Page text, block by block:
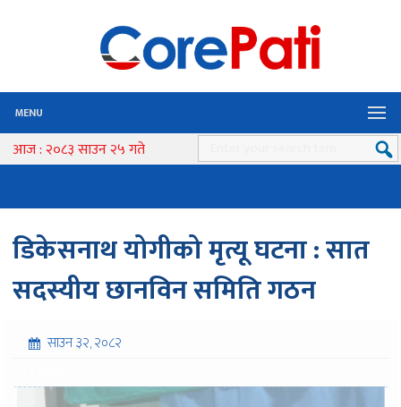
MENU
आज : २०८३ साउन २५ गते
डिकेसनाथ योगीको मृत्यू घटना : सात
सदस्यीय छानविन समिति गठन
साउन ३२, २०८२